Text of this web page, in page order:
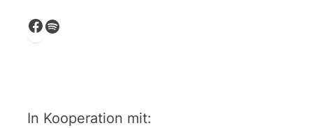
Facebook
Spotify
In Kooperation mit: